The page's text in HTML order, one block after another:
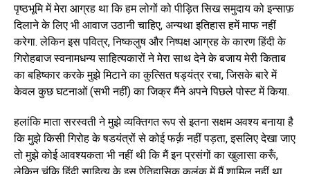
पृष्ठभूमि में मेरा आग्रह था कि हम लोगों को पीड़ित सिख समुदाय को इन्साफ़
दिलाने के लिए भी आवाज उठानी चाहिए, अन्यथा इतिहास हमें माफ नहीं
करेगा. लेकिन इस पवित्र, निष्कलुष और निष्पक्ष आग्रह के कारण हिंदी के
गिरोहबाज स्वनामधन्य साहित्यकारों ने मेरा साथ देने के बजाय मेरी किताब
का बहिष्कार करके मुझे मिटाने का कुत्सित षड्यंत्र रचा, जिसके बारे में
केवल कुछ घटनाओं (सभी नहीं) का जिक्र मैंने अपने पिछले पोस्ट में किया.
हलांकि माता सरस्वती ने मुझे व्यक्तिगत रूप से इतना सक्षम अवश्य बनाया है
कि मुझे किसी गिरोह के षडयंत्रों से कोई फर्क़ नहीं पड़ता, इसलिए देखा जाए
तो मुझे कोई आवश्यकता भी नहीं थी कि मैं इन प्रसंगों का खुलासा करूँ,